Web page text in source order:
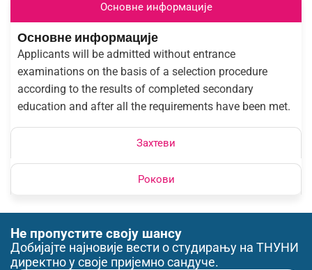
Основне информације
Захтеви
Рокови
Основне информације
Applicants will be admitted without entrance
examinations on the basis of a selection procedure
according to the results of completed secondary
education and after all the requirements have been met.
Не пропустите своју шансу
Добијајте најновије вести о студирању на ТНУНИ
директно у своје пријемно сандуче.